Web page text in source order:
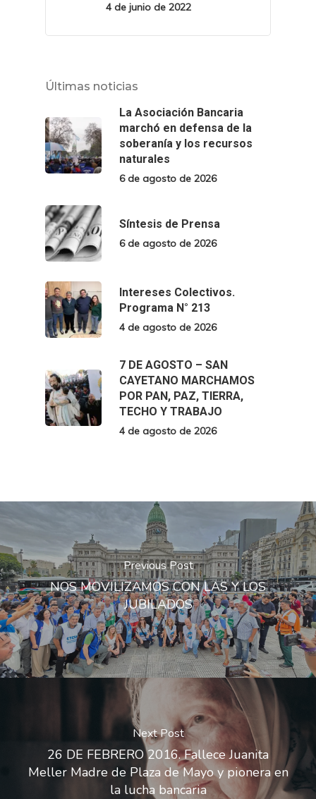
4 de junio de 2022
Últimas noticias
La Asociación Bancaria
marchó en defensa de la
soberanía y los recursos
naturales
6 de agosto de 2026
Síntesis de Prensa
6 de agosto de 2026
Intereses Colectivos.
Programa N° 213
4 de agosto de 2026
7 DE AGOSTO – SAN
CAYETANO MARCHAMOS
POR PAN, PAZ, TIERRA,
TECHO Y TRABAJO
4 de agosto de 2026
Previous Post
NOS MOVILIZAMOS CON LAS Y LOS
JUBILADOS
Next Post
26 DE FEBRERO 2016. Fallece Juanita
Meller Madre de Plaza de Mayo y pionera en
la lucha bancaria